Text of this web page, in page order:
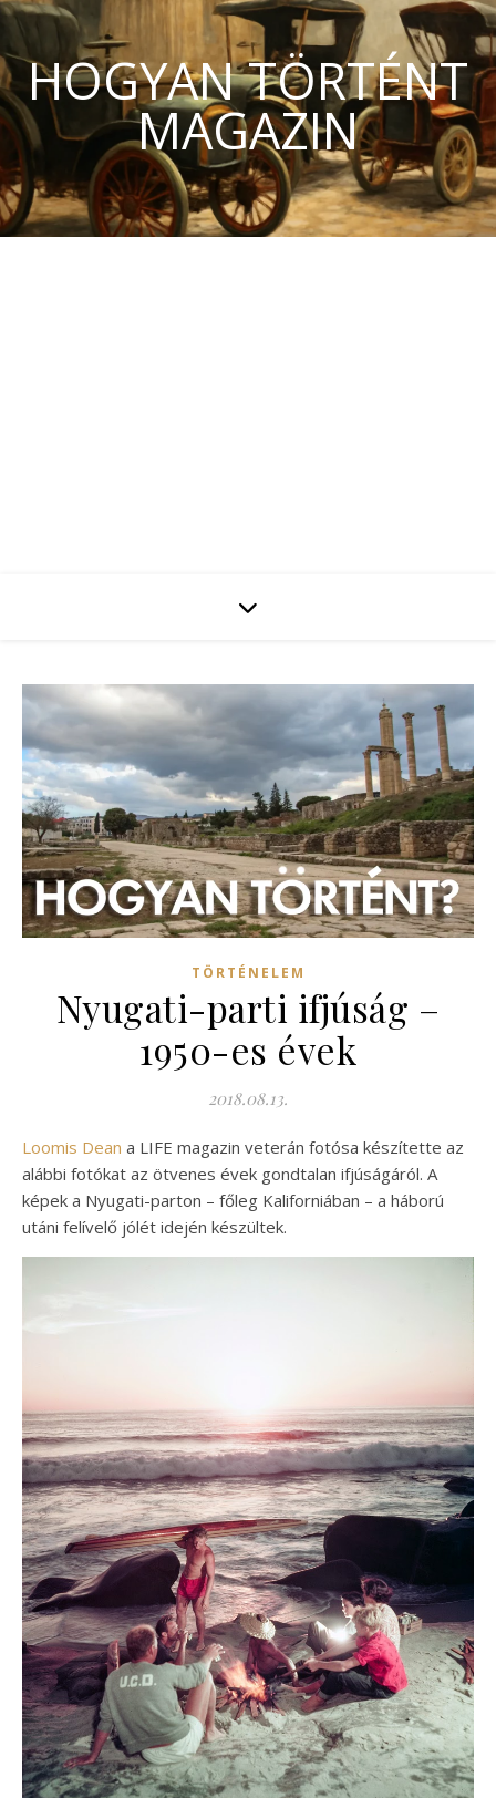
HOGYAN TÖRTÉNT
MAGAZIN
TÖRTÉNELEM
Nyugati-parti ifjúság –
1950-es évek
2018.08.13.
Loomis Dean a LIFE magazin veterán fotósa készítette az
alábbi fotókat az ötvenes évek gondtalan ifjúságáról. A
képek a Nyugati-parton – főleg Kaliforniában – a háború
utáni felívelő jólét idején készültek.